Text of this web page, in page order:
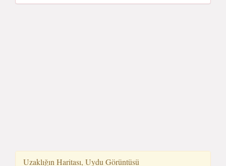
Uzaklığın Haritası, Uydu Görüntüsü